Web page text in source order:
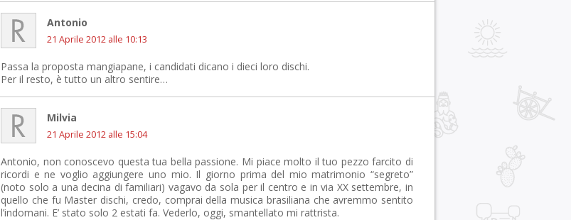
Antonio
21 Aprile 2012 alle 10:13
Passa la proposta mangiapane, i candidati dicano i dieci loro dischi.
Per il resto, è tutto un altro sentire…
Milvia
21 Aprile 2012 alle 15:04
Antonio, non conoscevo questa tua bella passione. Mi piace molto il tuo pezzo farcito di
ricordi e ne voglio aggiungere uno mio. Il giorno prima del mio matrimonio “segreto”
(noto solo a una decina di familiari) vagavo da sola per il centro e in via XX settembre, in
quello che fu Master dischi, credo, comprai della musica brasiliana che avremmo sentito
l’indomani. E’ stato solo 2 estati fa. Vederlo, oggi, smantellato mi rattrista.